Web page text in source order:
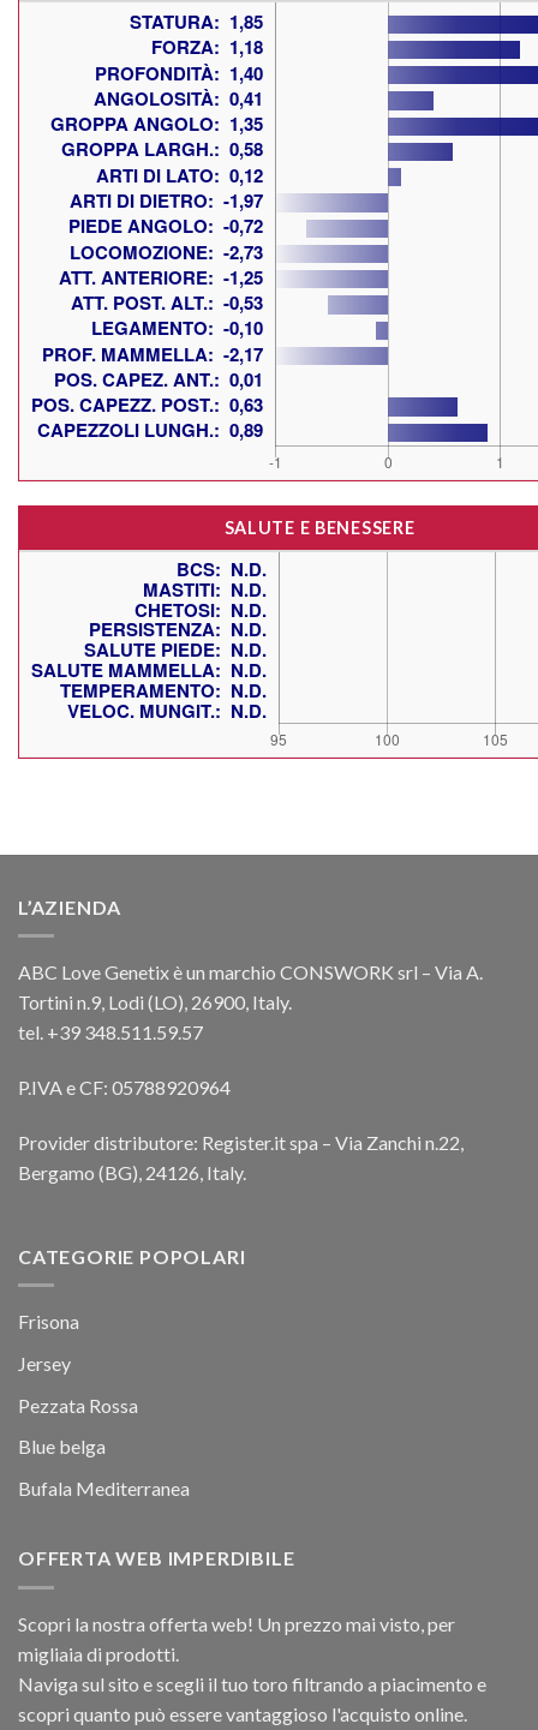
SALUTE E BENESSERE
L’AZIENDA
ABC Love Genetix è un marchio CONSWORK srl – Via A.
Tortini n.9, Lodi (LO), 26900, Italy.
tel. +39 348.511.59.57
P.IVA e CF: 05788920964
Provider distributore: Register.it spa – Via Zanchi n.22,
Bergamo (BG), 24126, Italy.
CATEGORIE POPOLARI
Frisona
Jersey
Pezzata Rossa
Blue belga
Bufala Mediterranea
OFFERTA WEB IMPERDIBILE
Scopri la nostra offerta web! Un prezzo mai visto, per
migliaia di prodotti.
Naviga sul sito e scegli il tuo toro filtrando a piacimento e
scopri quanto può essere vantaggioso l'acquisto online.